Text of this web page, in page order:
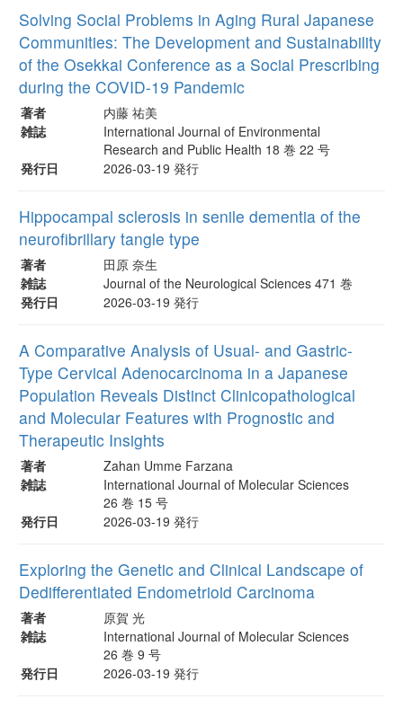
Solving Social Problems in Aging Rural Japanese
Communities: The Development and Sustainability
of the Osekkai Conference as a Social Prescribing
during the COVID-19 Pandemic
著者
内藤 祐美
雑誌
International Journal of Environmental
Research and Public Health 18 巻 22 号
発行日
2026-03-19 発行
Hippocampal sclerosis in senile dementia of the
neurofibrillary tangle type
著者
田原 奈生
雑誌
Journal of the Neurological Sciences 471 巻
発行日
2026-03-19 発行
A Comparative Analysis of Usual- and Gastric-
Type Cervical Adenocarcinoma in a Japanese
Population Reveals Distinct Clinicopathological
and Molecular Features with Prognostic and
Therapeutic Insights
著者
Zahan Umme Farzana
雑誌
International Journal of Molecular Sciences
26 巻 15 号
発行日
2026-03-19 発行
Exploring the Genetic and Clinical Landscape of
Dedifferentiated Endometrioid Carcinoma
著者
原賀 光
雑誌
International Journal of Molecular Sciences
26 巻 9 号
発行日
2026-03-19 発行